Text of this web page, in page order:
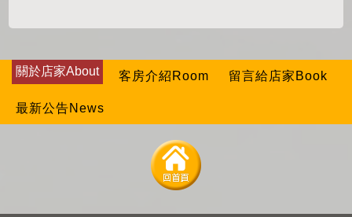
關於店家About 客房介紹Room 留言給店家Book
最新公告News